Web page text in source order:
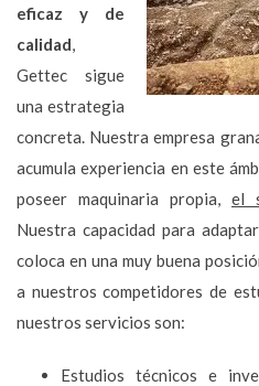
eficaz y de
calidad,
Gettec sigue
una estrategia
concreta. Nuestra empresa
acumula experiencia en este
poseer maquinaria propia, el
Nuestra capacidad para
coloca en una muy buena
a nuestros competidores de
nuestros servicios son:
Estudios técnicos e